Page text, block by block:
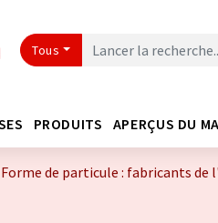
Tous
PRODUITS APERÇUS DU
Forme de particule : fabricants de